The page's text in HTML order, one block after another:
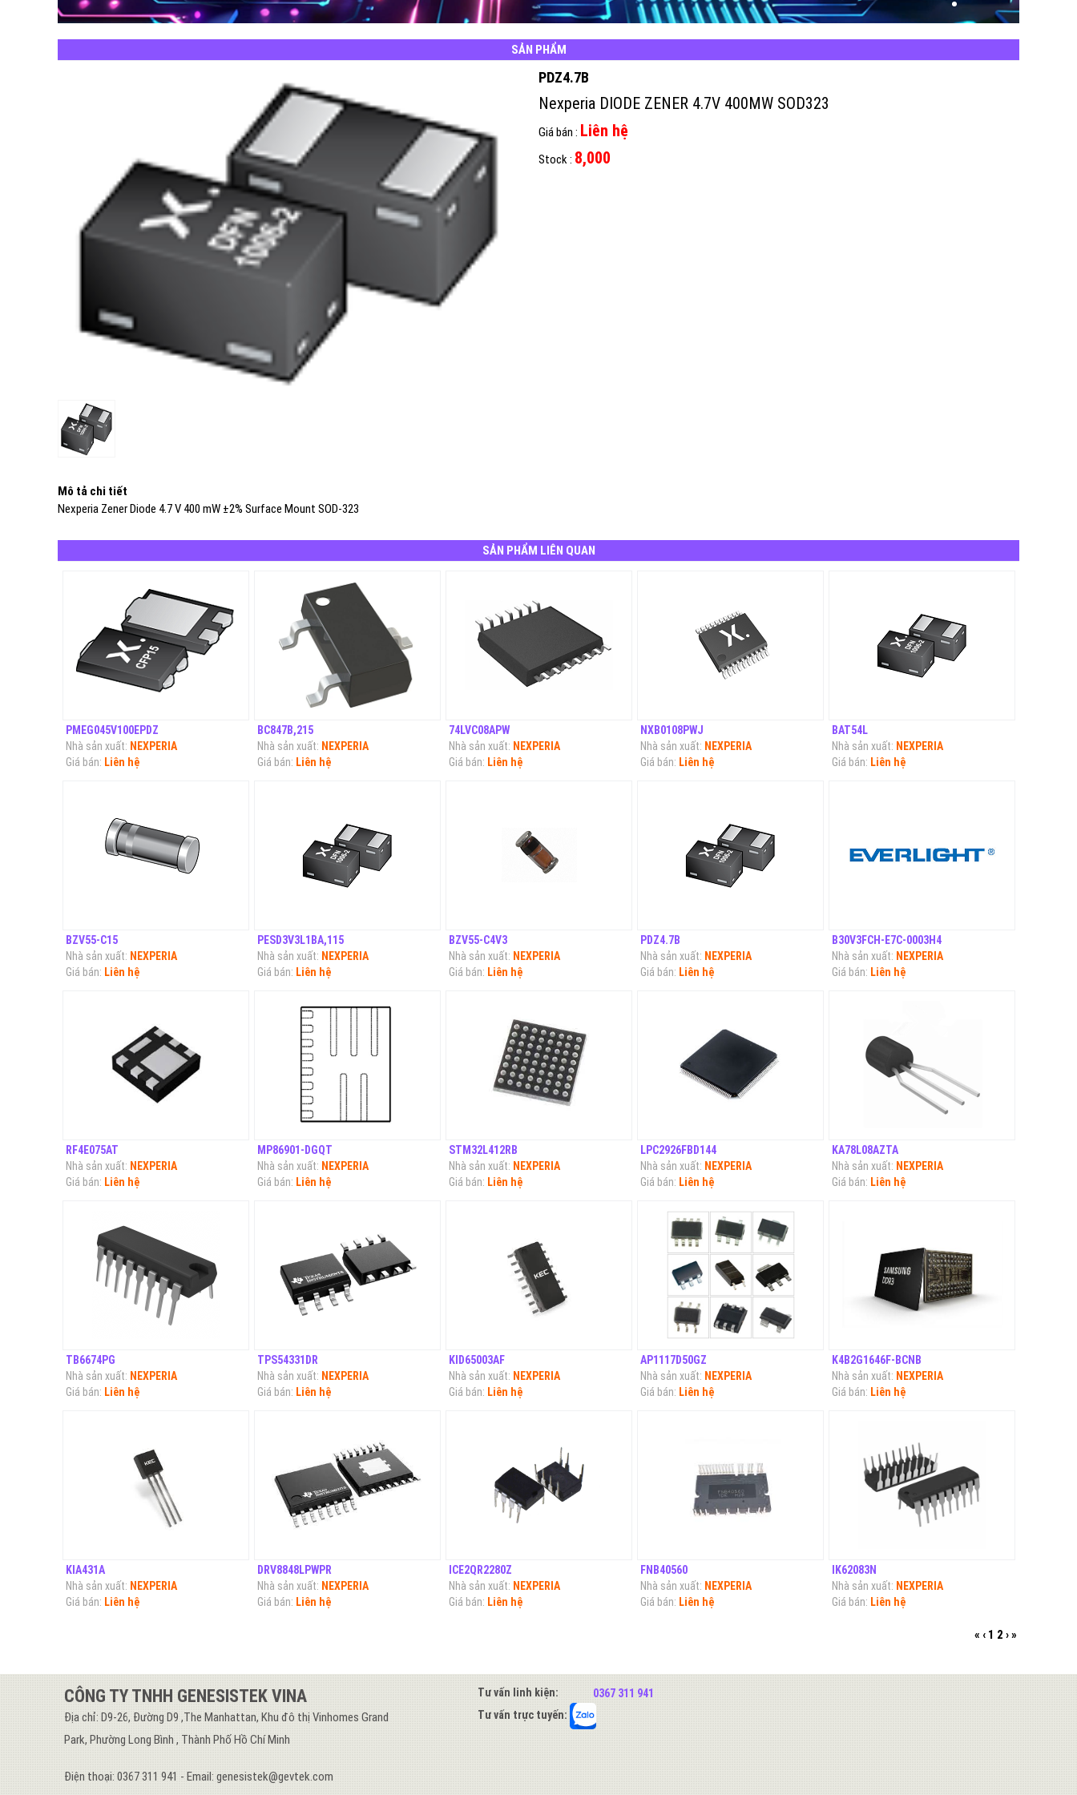
SẢN PHẨM
PDZ4.7B
Nexperia DIODE ZENER 4.7V 400MW SOD323
Giá bán : Liên hệ
Stock : 8,000
Mô tả chi tiết
Nexperia Zener Diode 4.7 V 400 mW ±2% Surface Mount SOD-323
SẢN PHẨM LIÊN QUAN
PMEG045V100EPDZ
Nhà sản xuất: NEXPERIA
Giá bán: Liên hệ
BC847B,215
Nhà sản xuất: NEXPERIA
Giá bán: Liên hệ
74LVC08APW
Nhà sản xuất: NEXPERIA
Giá bán: Liên hệ
NXB0108PWJ
Nhà sản xuất: NEXPERIA
Giá bán: Liên hệ
BAT54L
Nhà sản xuất: NEXPERIA
Giá bán: Liên hệ
BZV55-C15
Nhà sản xuất: NEXPERIA
Giá bán: Liên hệ
PESD3V3L1BA,115
Nhà sản xuất: NEXPERIA
Giá bán: Liên hệ
BZV55-C4V3
Nhà sản xuất: NEXPERIA
Giá bán: Liên hệ
PDZ4.7B
Nhà sản xuất: NEXPERIA
Giá bán: Liên hệ
B30V3FCH-E7C-0003H4
Nhà sản xuất: NEXPERIA
Giá bán: Liên hệ
RF4E075AT
Nhà sản xuất: NEXPERIA
Giá bán: Liên hệ
MP86901-DGQT
Nhà sản xuất: NEXPERIA
Giá bán: Liên hệ
STM32L412RB
Nhà sản xuất: NEXPERIA
Giá bán: Liên hệ
LPC2926FBD144
Nhà sản xuất: NEXPERIA
Giá bán: Liên hệ
KA78L08AZTA
Nhà sản xuất: NEXPERIA
Giá bán: Liên hệ
TB6674PG
Nhà sản xuất: NEXPERIA
Giá bán: Liên hệ
TPS54331DR
Nhà sản xuất: NEXPERIA
Giá bán: Liên hệ
KID65003AF
Nhà sản xuất: NEXPERIA
Giá bán: Liên hệ
AP1117D50GZ
Nhà sản xuất: NEXPERIA
Giá bán: Liên hệ
K4B2G1646F-BCNB
Nhà sản xuất: NEXPERIA
Giá bán: Liên hệ
KIA431A
Nhà sản xuất: NEXPERIA
Giá bán: Liên hệ
DRV8848LPWPR
Nhà sản xuất: NEXPERIA
Giá bán: Liên hệ
ICE2QR2280Z
Nhà sản xuất: NEXPERIA
Giá bán: Liên hệ
FNB40560
Nhà sản xuất: NEXPERIA
Giá bán: Liên hệ
IK62083N
Nhà sản xuất: NEXPERIA
Giá bán: Liên hệ
« ‹ 1 2 ›»
CÔNG TY TNHH GENESISTEK VINA
Địa chỉ: D9-26, Đường D9 ,The Manhattan, Khu đô thị Vinhomes Grand
Park, Phường Long Bình , Thành Phố Hồ Chí Minh
Điện thoại: 0367 311 941 - Email: genesistek@gevtek.com
Tư vấn linh kiện:
0367 311 941
Tư vấn trực tuyến: